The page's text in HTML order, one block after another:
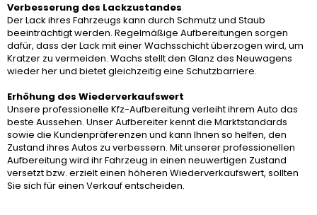
Verbesserung des Lackzustandes
Der Lack ihres Fahrzeugs kann durch Schmutz und Staub
beeinträchtigt werden. Regelmäßige Aufbereitungen sorgen
dafür, dass der Lack mit einer Wachsschicht überzogen wird, um
Kratzer zu vermeiden. Wachs stellt den Glanz des Neuwagens
wieder her und bietet gleichzeitig eine Schutzbarriere.
Erhöhung des Wiederverkaufswert
Unsere professionelle Kfz-Aufbereitung verleiht ihrem Auto das
beste Aussehen. Unser Aufbereiter kennt die Marktstandards
sowie die Kundenpräferenzen und kann Ihnen so helfen, den
Zustand ihres Autos zu verbessern. Mit unserer professionellen
Aufbereitung wird ihr Fahrzeug in einen neuwertigen Zustand
versetzt bzw. erzielt einen höheren Wiederverkaufswert, sollten
Sie sich für einen Verkauf entscheiden.